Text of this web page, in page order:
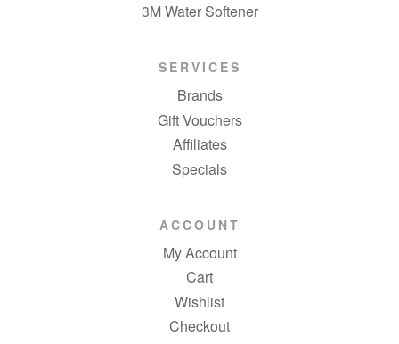
3M Water Softener
SERVICES
Brands
Gift Vouchers
Affiliates
Specials
ACCOUNT
My Account
Cart
Wishlist
Checkout